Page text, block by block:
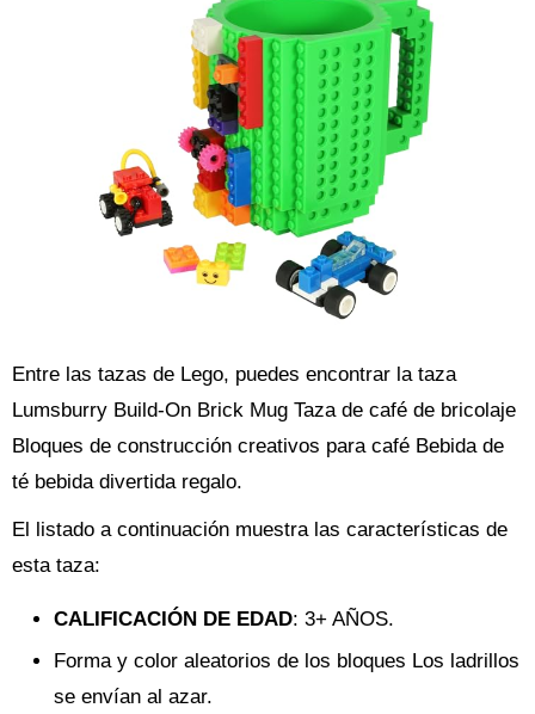
Entre las tazas de Lego, puedes encontrar la taza
Lumsburry Build-On Brick Mug Taza de café de bricolaje
Bloques de construcción creativos para café Bebida de
té bebida divertida regalo.
El listado a continuación muestra las características de
esta taza:
CALIFICACIÓN DE EDAD: 3+ AÑOS.
Forma y color aleatorios de los bloques Los ladrillos
se envían al azar.